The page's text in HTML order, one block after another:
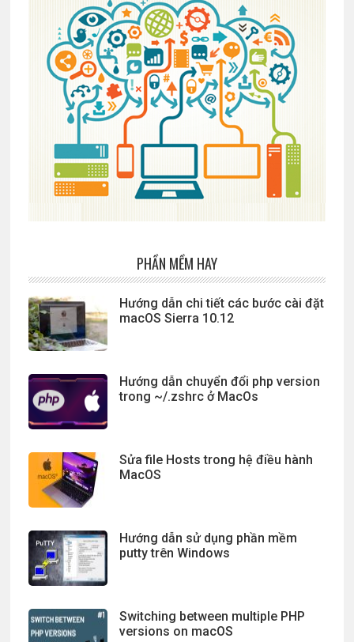
PHẦN MỀM HAY
Hướng dẫn chi tiết các bước cài đặt
macOS Sierra 10.12
Hướng dẫn chuyển đổi php version
trong ~/.zshrc ở MacOs
Sửa file Hosts trong hệ điều hành
MacOS
Hướng dẫn sử dụng phần mềm
putty trên Windows
Switching between multiple PHP
versions on macOS